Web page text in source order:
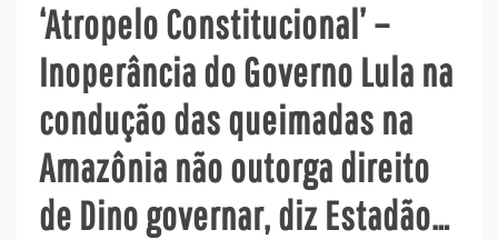
‘Atropelo Constitucional’ –
Inoperância do Governo Lula na
condução das queimadas na
Amazônia não outorga direito
de Dino governar, diz Estadão…